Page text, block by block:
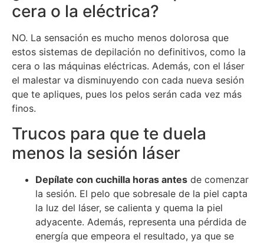
cera o la eléctrica?
NO. La sensación es mucho menos dolorosa que
estos sistemas de depilación no definitivos, como la
cera o las máquinas eléctricas. Además, con el láser
el malestar va disminuyendo con cada nueva sesión
que te apliques, pues los pelos serán cada vez más
finos.
Trucos para que te duela
menos la sesión láser
Depílate con cuchilla horas antes de comenzar
la sesión. El pelo que sobresale de la piel capta
la luz del láser, se calienta y quema la piel
adyacente. Además, representa una pérdida de
energía que empeora el resultado, ya que se